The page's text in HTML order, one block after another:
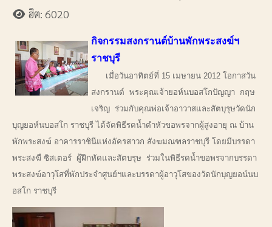
ฮิต: 6020
กิจกรรมสงกรานต์บ้านพักพระสงฆ์ฯ
ราชบุรี
เมื่อวันอาทิตย์ที่ 15 เมษายน 2012 โอกาสวัน
สงกรานต์ พระคุณเจ้ายอห์นบอสโกปัญญา กฤษ
เจริญ ร่วมกับคุณพ่อเจ้าอาวาสและสัตบุรุษวัดนัก
บุญยอห์นบอสโก ราชบุรี ได้จัดพิธีรดน้ำดำหัวขอพรจากผู้สูงอายุ ณ บ้าน
พักพระสงฆ์ อาคารราชินีแห่งอัครสาวก สังฆมณฑลราชบุรี โดยมีบรรดา
พระสงฆื ซิสเตอร์ ผู้ฝึกหัดและสัตบรุษ ร่วมในพิธีรดน้ำขอพรจากบรรดา
พระสงฆ์อาวุโสที่พักประจำศูนย์ฯและบรรดาผู้อาวุโสของวัดนักบุญยอน์นบ
อสโก ราชบุรี